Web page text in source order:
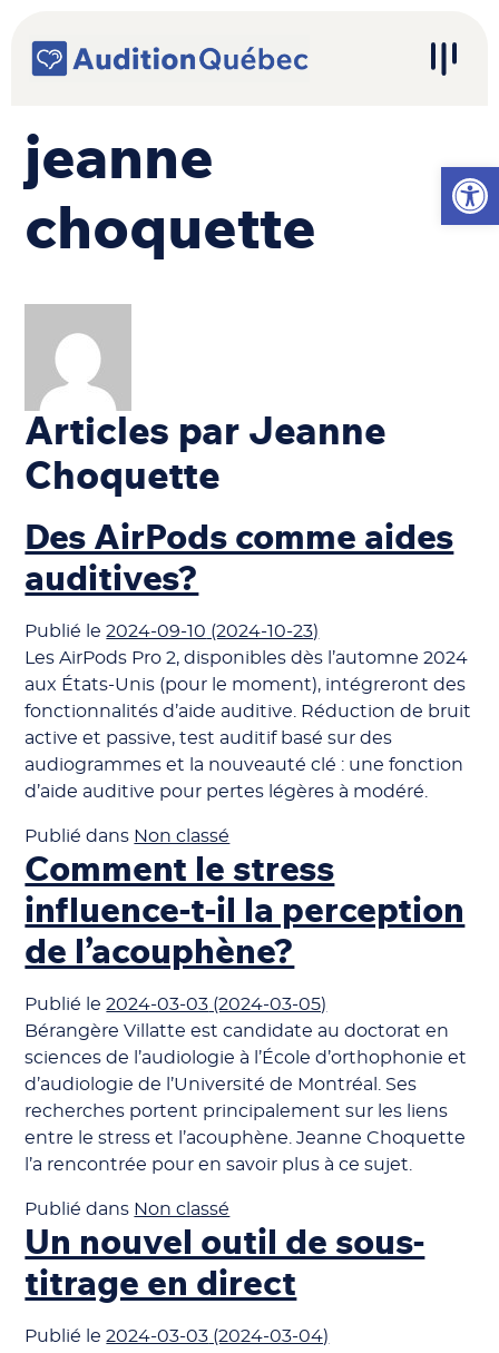
Ouvrir
Navigation principale
jeanne
choquette
Articles par Jeanne
Choquette
Des AirPods comme aides
auditives?
Publié le2024-09-10 (2024-10-23)
Les AirPods Pro 2, disponibles dès l’automne 2024
aux États-Unis (pour le moment), intégreront des
fonctionnalités d’aide auditive. Réduction de bruit
active et passive, test auditif basé sur des
audiogrammes et la nouveauté clé : une fonction
d’aide auditive pour pertes légères à modéré.
Publié dans Non classé
Comment le stress
influence-t-il la perception
de l’acouphène?
Publié le2024-03-03 (2024-03-05)
Bérangère Villatte est candidate au doctorat en
sciences de l’audiologie à l’École d’orthophonie et
d’audiologie de l’Université de Montréal. Ses
recherches portent principalement sur les liens
entre le stress et l’acouphène. Jeanne Choquette
l’a rencontrée pour en savoir plus à ce sujet.
Publié dans Non classé
Un nouvel outil de sous-
titrage en direct
Publié le2024-03-03 (2024-03-04)